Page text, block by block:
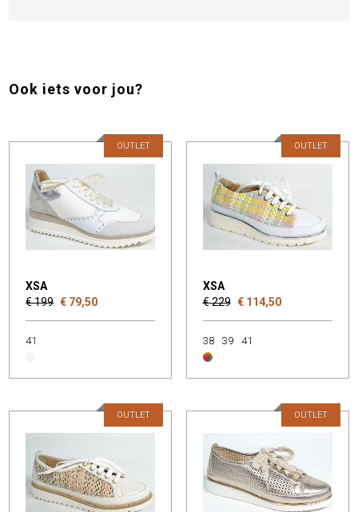
Ook iets voor jou?
XSA
€ 199 € 79,50
OUTLET
41
XSA
€ 229 € 114,50
OUTLET
38 39 41
OUTLET OUTLET